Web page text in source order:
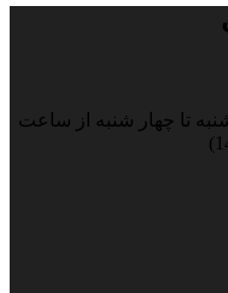
تا چهار شنبه از ساعت